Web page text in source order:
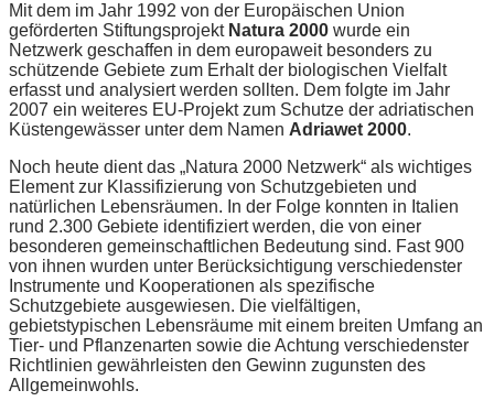
Mit dem im Jahr 1992 von der Europäischen Union
geförderten Stiftungsprojekt Natura 2000 wurde ein
Netzwerk geschaffen in dem europaweit besonders zu
schützende Gebiete zum Erhalt der biologischen Vielfalt
erfasst und analysiert werden sollten. Dem folgte im Jahr
2007 ein weiteres EU-Projekt zum Schutze der adriatischen
Küstengewässer unter dem Namen Adriawet 2000.
Noch heute dient das „Natura 2000 Netzwerk“ als wichtiges
Element zur Klassifizierung von Schutzgebieten und
natürlichen Lebensräumen. In der Folge konnten in Italien
rund 2.300 Gebiete identifiziert werden, die von einer
besonderen gemeinschaftlichen Bedeutung sind. Fast 900
von ihnen wurden unter Berücksichtigung verschiedenster
Instrumente und Kooperationen als spezifische
Schutzgebiete ausgewiesen. Die vielfältigen,
gebietstypischen Lebensräume mit einem breiten Umfang an
Tier- und Pflanzenarten sowie die Achtung verschiedenster
Richtlinien gewährleisten den Gewinn zugunsten des
Allgemeinwohls.